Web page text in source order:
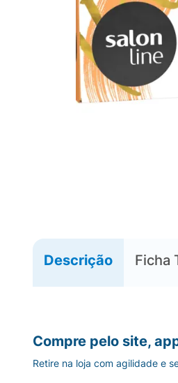
Descrição Ficha
Compre pelo site,
Retire na loja com agilidade e